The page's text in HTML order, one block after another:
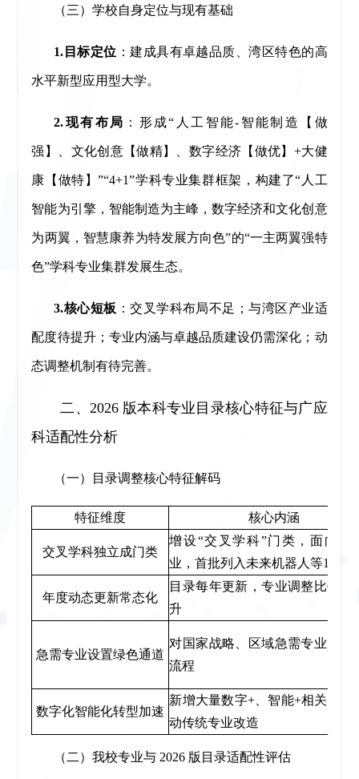
（三）学校自身定位与现有基础
1.目标定位 ：建成具有卓越品质、湾区特色的高
水平新型应用型大学。
2.现有布局 ：形成“人工智能-智能制造【做
强】、文化创意【做精】、数字经济【做优】+大健
康【做特】”“4+1”学科专业集群框架，构建了“人工
智能为引擎，智能制造为主峰，数字经济和文化创意
为两翼，智慧康养为特发展方向色”的“一主两翼强特
色”学科专业集群发展生态。
3.核心短板 ：交叉学科布局不足；与湾区产业适
配度待提升；专业内涵与卓越品质建设仍需深化；动
态调整机制有待完善。
二、2026 版本科专业目录核心特征与广应
科适配性分析
（一）目录调整核心特征解码
特征维度 核心内涵
交叉学科独立成门类
增设“交叉学科”门类，面向未
业，首批列入未来机器人等15种
年度动态更新常态化
目录每年更新，专业调整比例持
升
急需专业设置绿色通道
对国家战略、区域急需专业简化
流程
数字化智能化转型加速
新增大量数字+、智能+相关专业
动传统专业改造
（二）我校专业与 2026 版目录适配性评估